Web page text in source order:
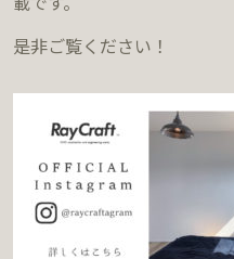
是非ご覧ください！